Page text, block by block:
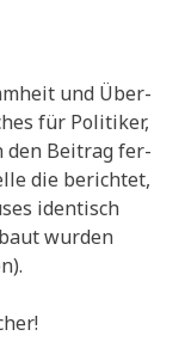
und Über­
für Poli­ti­ker,
den Bei­trag fer­
die berich­tet,
iden­tisch
wur­den